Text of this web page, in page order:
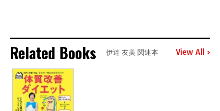
Related Books 伊達 友美 関連本 View All